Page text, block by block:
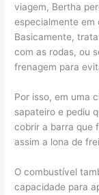
viagem, Bertha
especialmente em
Basicamente,
com as rodas, ou
frenagem para
Por isso, em uma
sapateiro e pediu
cobrir a barra que
assim a lona de
O combustível
capacidade para